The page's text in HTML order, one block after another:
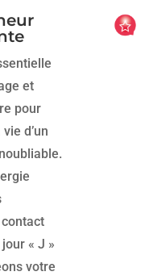
et
pour
d’un
« J »
votre